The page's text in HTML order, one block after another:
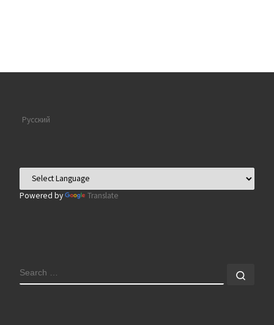
Русский
Powered by Translate
SEARCH